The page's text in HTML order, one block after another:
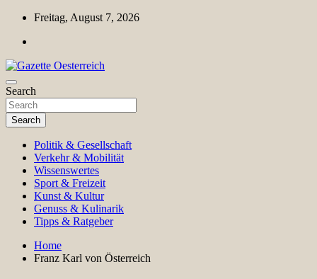
Skip
content
Freitag, August 7, 2026
Gazette Oesterreich
Magazin für Freizeit, Politik, Kultur & Wissenschaft
Search
Search
Politik & Gesellschaft
Verkehr & Mobilität
Wissenswertes
Sport & Freizeit
Kunst & Kultur
Genuss & Kulinarik
Tipps & Ratgeber
Home
Franz Karl von Österreich